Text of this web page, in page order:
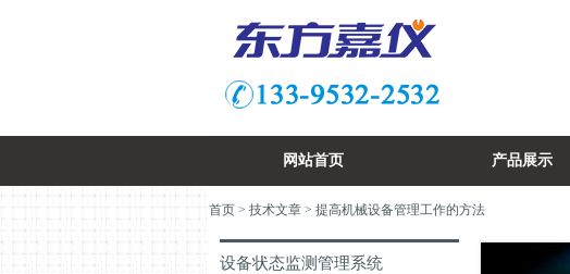
网站首页 产品展示
首页 > 技术文章 > 提高机械设备管理工作的方法
设备状态监测管理系统